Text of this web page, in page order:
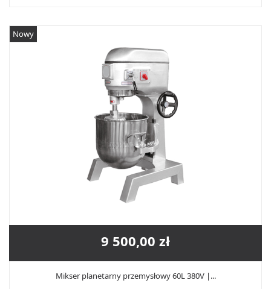
Nowy
9 500,00 zł
Mikser planetarny przemysłowy 60L 380V |...